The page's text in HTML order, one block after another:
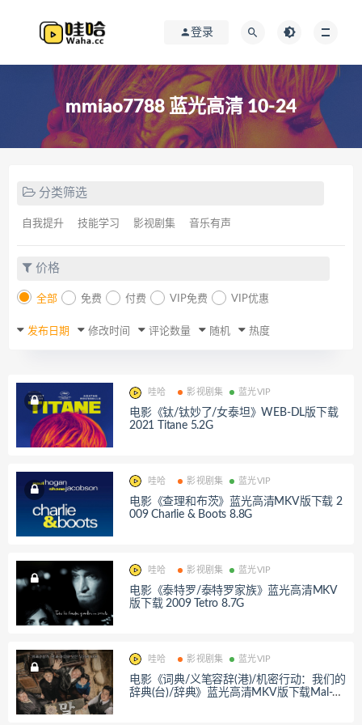
登录
mmiao7788 蓝光高清 10-24
分类筛选
自我提升 技能学习 影视剧集 音乐有声
价格
全部 免费 付费 VIP免费 VIP优惠
发布日期 修改时间 评论数量 随机 热度
哇哈 影视剧集 蓝光VIP
电影《钛/钛妙了/女泰坦》WEB-DL版下载
2021 Titane 5.2G
哇哈 影视剧集 蓝光VIP
电影《查理和布茨》蓝光高清MKV版下载 2
009 Charlie & Boots 8.8G
哇哈 影视剧集 蓝光VIP
电影《泰特罗/泰特罗家族》蓝光高清MKV
版下载 2009 Tetro 8.7G
哇哈 影视剧集 蓝光VIP
电影《词典/义笔容辞(港)/机密行动：我们的
辞典(台)/辞典》蓝光高清MKV版下载Mal-M